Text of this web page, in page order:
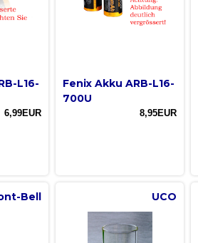
L16-
6,99EUR
Fenix Akku ARB-L16-
700U
8,95EUR
Bell UCO